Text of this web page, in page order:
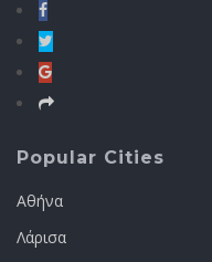
Popular Cities
Αθήνα
Λάρισα